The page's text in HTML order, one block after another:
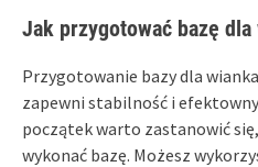
Jak przygotować bazę dla
Przygotowanie bazy dla
zapewni stabilność i
początek warto zastanowić
wykonać bazę. Możesz